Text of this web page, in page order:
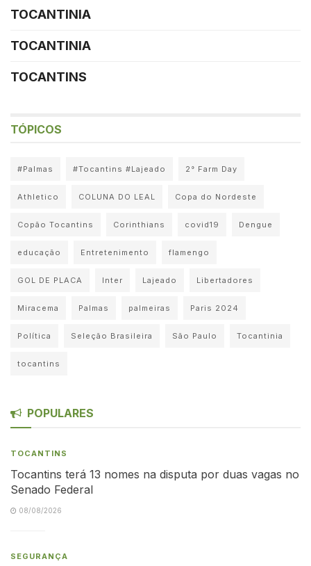
TOCANTINIA
TOCANTINIA
TOCANTINS
TÓPICOS
#Palmas #Tocantins #Lajeado 2° Farm Day
Athletico COLUNA DO LEAL Copa do Nordeste
Copão Tocantins Corinthians covid19 Dengue
educação Entretenimento flamengo
GOL DE PLACA Inter Lajeado Libertadores
Miracema Palmas palmeiras Paris 2024
Política Seleção Brasileira São Paulo Tocantinia
tocantins
POPULARES
TOCANTINS
Tocantins terá 13 nomes na disputa por duas vagas no
Senado Federal
08/08/2026
SEGURANÇA